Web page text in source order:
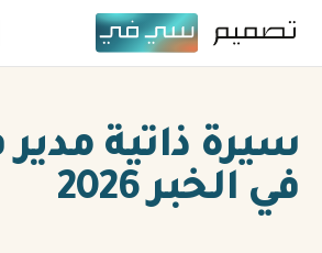
سيرة ذاتية
في الخبر 2026